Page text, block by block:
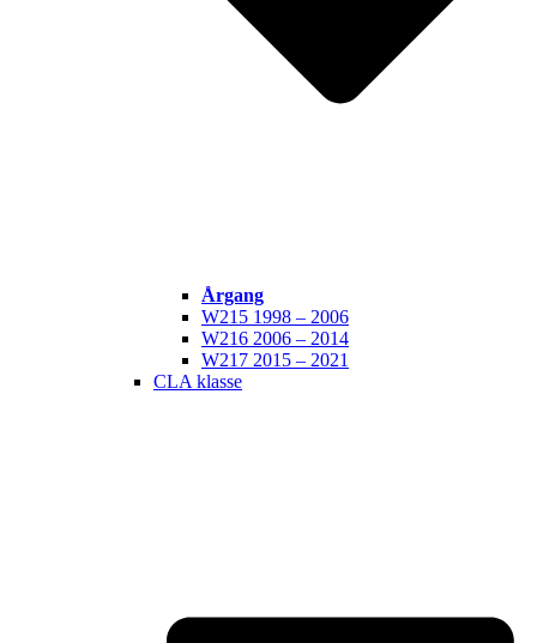
Årgang
W215 1998 – 2006
W216 2006 – 2014
W217 2015 – 2021
CLA klasse